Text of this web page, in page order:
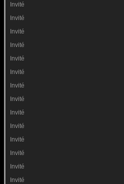
Invité
Invité
Invité
Invité
Invité
Invité
Invité
Invité
Invité
Invité
Invité
Invité
Invité
Invité